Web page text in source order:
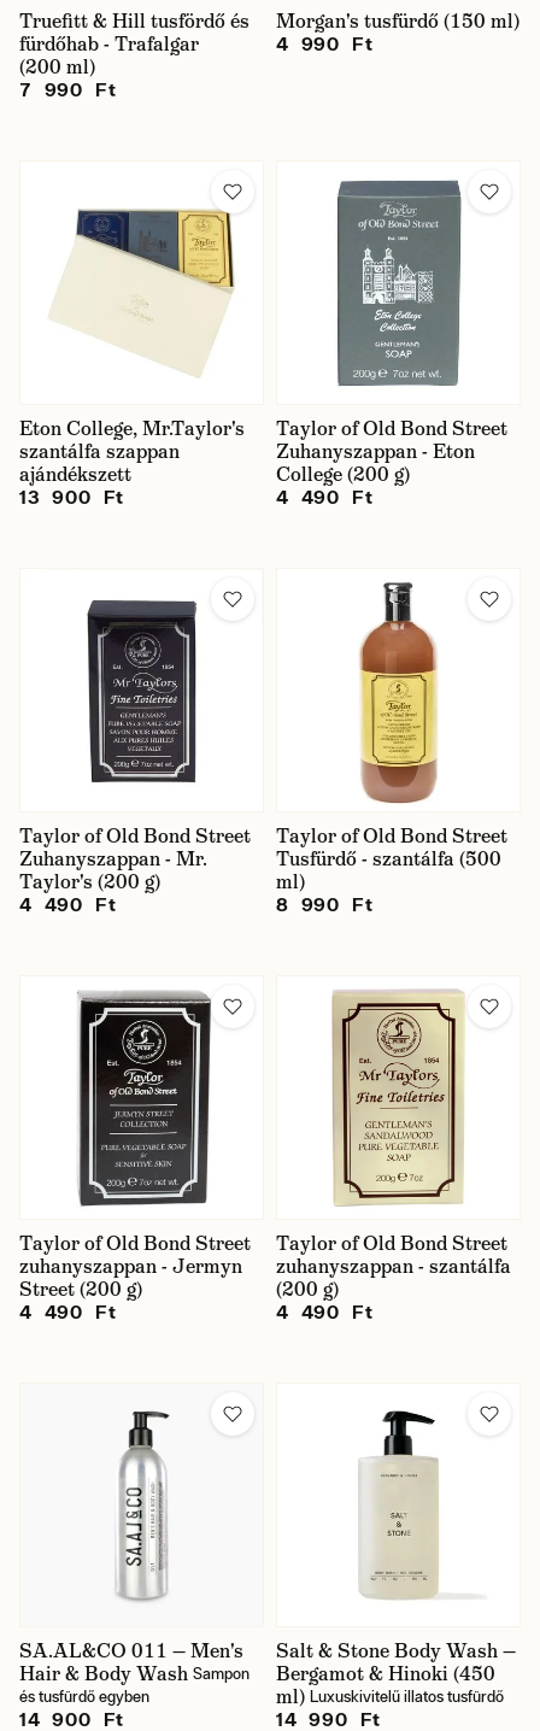
Truefitt & Hill tusfördő és
fürdőhab - Trafalgar
(200 ml)
7 990 Ft
Morgan's tusfürdő (150 ml)
4 990 Ft
Eton College, Mr.Taylor's
szantálfa szappan
ajándékszett
13 900 Ft
Taylor of Old Bond Street
Zuhanyszappan - Eton
College (200 g)
4 490 Ft
Taylor of Old Bond Street
Zuhanyszappan - Mr.
Taylor's (200 g)
4 490 Ft
Taylor of Old Bond Street
Tusfürdő - szantálfa (500
ml)
8 990 Ft
Taylor of Old Bond Street
zuhanyszappan - Jermyn
Street (200 g)
4 490 Ft
Taylor of Old Bond Street
zuhanyszappan - szantálfa
(200 g)
4 490 Ft
SA.AL&CO 011 — Men's
Hair & Body Wash Sampon
és tusfürdő egyben
14 900 Ft
Salt & Stone Body Wash —
Bergamot & Hinoki (450
ml) Luxuskivitelű illatos tusfürdő
14 990 Ft